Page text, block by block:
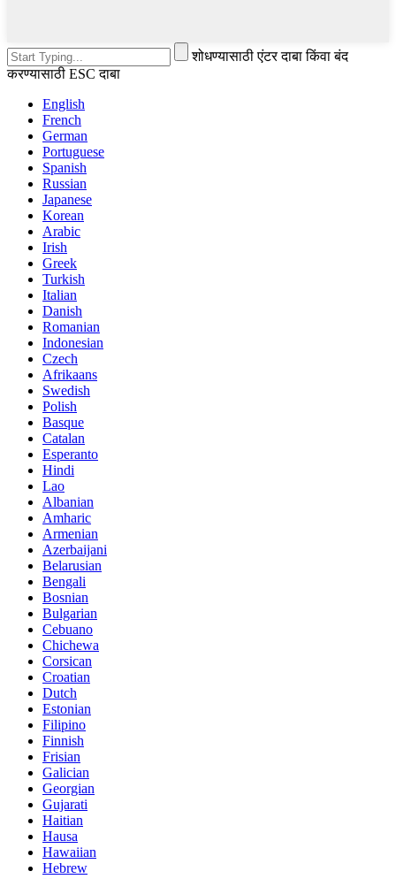
शोधण्यासाठी एंटर दाबा किंवा बंद
करण्यासाठी ESC दाबा
English
French
German
Portuguese
Spanish
Russian
Japanese
Korean
Arabic
Irish
Greek
Turkish
Italian
Danish
Romanian
Indonesian
Czech
Afrikaans
Swedish
Polish
Basque
Catalan
Esperanto
Hindi
Lao
Albanian
Amharic
Armenian
Azerbaijani
Belarusian
Bengali
Bosnian
Bulgarian
Cebuano
Chichewa
Corsican
Croatian
Dutch
Estonian
Filipino
Finnish
Frisian
Galician
Georgian
Gujarati
Haitian
Hausa
Hawaiian
Hebrew